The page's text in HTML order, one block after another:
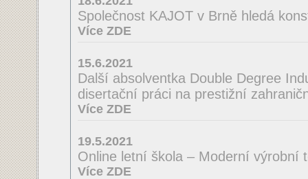
Společnost KAJOT v Brně hledá
Více ZDE
15.6.2021
Další absolventka Double Degree
disertační práci na prestižní
Více ZDE
19.5.2021
Online letní škola – Moderní výrobní
Více ZDE